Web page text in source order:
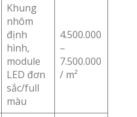
Khung
nhôm
định
hình,
module
LED đơn
sắc/full
màu
4.500.000
–
7.500.000
/ m²